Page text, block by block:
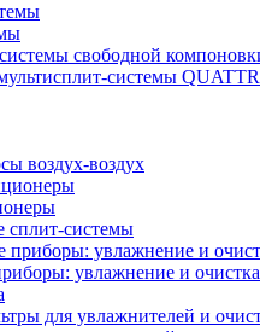
свободной
системы
воздух-воздух
системы
увлажнение и очистка